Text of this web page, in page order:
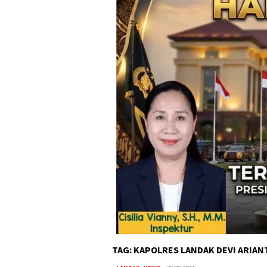
TAG: KAPOLRES LANDAK DEVI